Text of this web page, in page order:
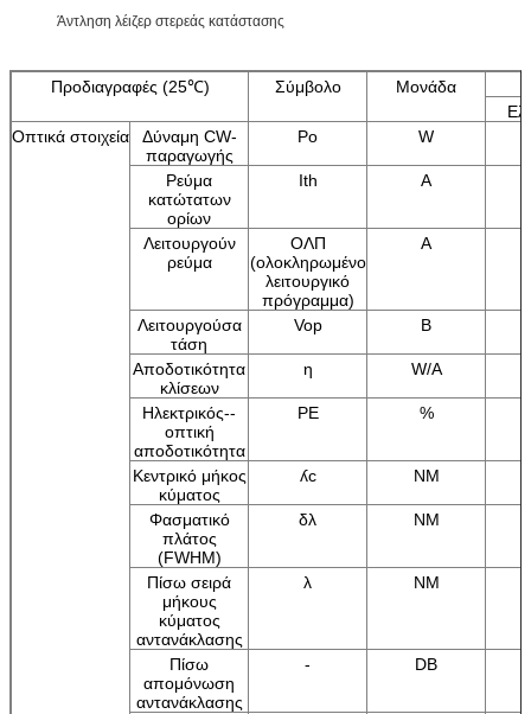
Άντληση λέιζερ στερεάς κατάστασης
Προδιαγραφές (25℃) Σύμβολο
Μονάδα
Οπτικά στοιχεία
Δύναμη CW-
παραγωγής
Po W
Ρεύμα
κατώτατων
ορίων
Ith Α
Λειτουργούν
ρεύμα
ΟΛΠ
(ολοκληρωμένο
λειτουργικό
πρόγραμμα)
Α
Λειτουργούσα
τάση
Vop Β
Αποδοτικότητα
κλίσεων
η W/A
Ηλεκτρικός--
οπτική
αποδοτικότητα
PE %
Κεντρικό μήκος
κύματος
ʎc NM
Φασματικό
πλάτος
(FWHM)
δλ NM
Πίσω σειρά
μήκους
κύματος
αντανάκλασης
λ NM
Πίσω
απομόνωση
αντανάκλασης
- DB